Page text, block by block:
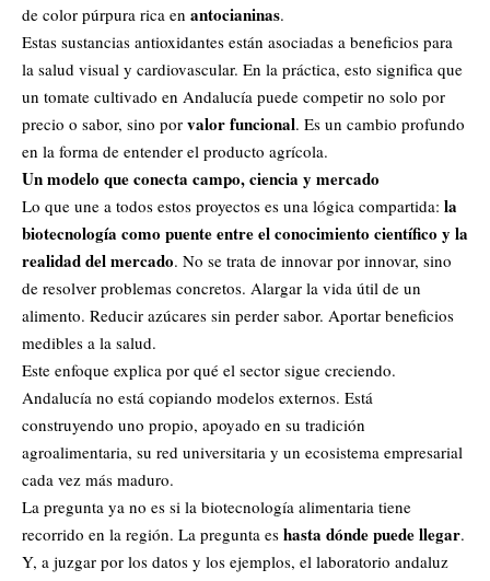
de color púrpura rica en antocianinas.
Estas sustancias antioxidantes están asociadas a beneficios para
la salud visual y cardiovascular. En la práctica, esto significa que
un tomate cultivado en Andalucía puede competir no solo por
precio o sabor, sino por valor funcional. Es un cambio profundo
en la forma de entender el producto agrícola.
Un modelo que conecta campo, ciencia y mercado
Lo que une a todos estos proyectos es una lógica compartida: la
biotecnología como puente entre el conocimiento científico y la
realidad del mercado. No se trata de innovar por innovar, sino
de resolver problemas concretos. Alargar la vida útil de un
alimento. Reducir azúcares sin perder sabor. Aportar beneficios
medibles a la salud.
Este enfoque explica por qué el sector sigue creciendo.
Andalucía no está copiando modelos externos. Está
construyendo uno propio, apoyado en su tradición
agroalimentaria, su red universitaria y un ecosistema empresarial
cada vez más maduro.
La pregunta ya no es si la biotecnología alimentaria tiene
recorrido en la región. La pregunta es hasta dónde puede llegar.
Y, a juzgar por los datos y los ejemplos, el laboratorio andaluz